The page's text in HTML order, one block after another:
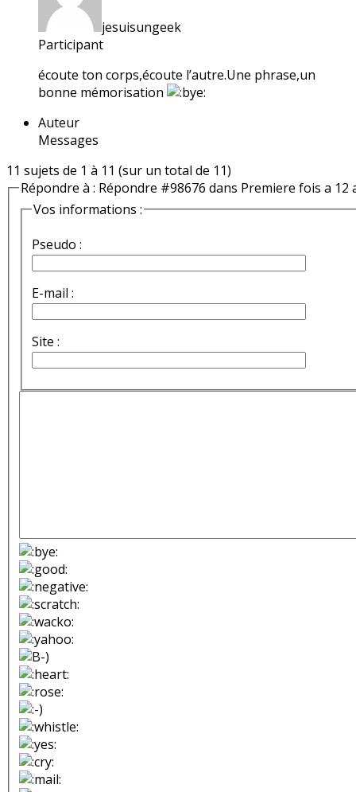
jesuisungeek
Participant
écoute ton corps,écoute l’autre.Une phrase,un
bonne mémorisation
Auteur
Messages
11 sujets de 1 à 11 (sur un total de 11)
Répondre à : Répondre #98676 dans Premiere fois a 12
Vos informations :
Pseudo :
E-mail :
Site :